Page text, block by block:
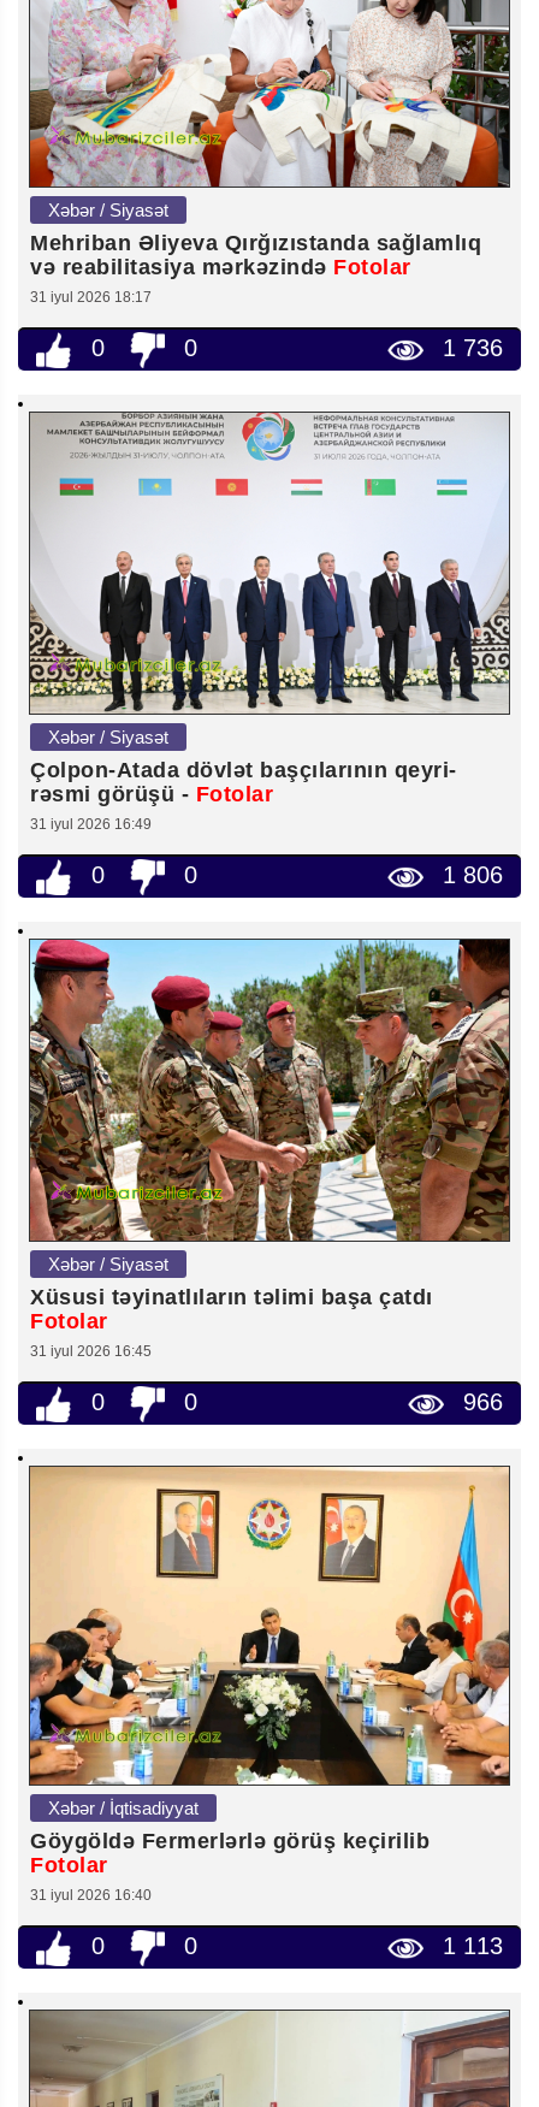
Xəbər / Siyasət
Mehriban Əliyeva Qırğızıstanda sağlamlıq
və reabilitasiya mərkəzində Fotolar
31 iyul 2026 18:17
0 0 1 736
Xəbər / Siyasət
Çolpon-Atada dövlət başçılarının qeyri-
rəsmi görüşü - Fotolar
31 iyul 2026 16:49
0 0 1 806
Xəbər / Siyasət
Xüsusi təyinatlıların təlimi başa çatdı
Fotolar
31 iyul 2026 16:45
0 0 966
Xəbər / İqtisadiyyat
Göygöldə Fermerlərlə görüş keçirilib
Fotolar
31 iyul 2026 16:40
0 0 1 113